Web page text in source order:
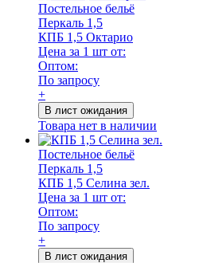
Постельное бельё
Перкаль 1,5
КПБ 1,5 Октарио
Цена за 1 шт от:
Оптом:
По запросу
+
В лист ожидания
Товара нет в наличии
Постельное бельё
Перкаль 1,5
КПБ 1,5 Селина зел.
Цена за 1 шт от:
Оптом:
По запросу
+
В лист ожидания